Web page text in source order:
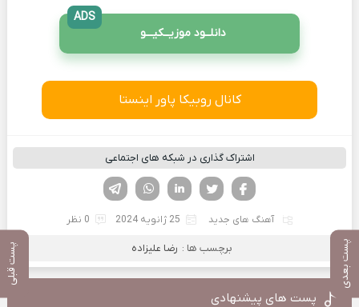
پست بعدی پست قبلی
دانلــود موزیــکیـــو
ADS
کانال روبیکا پاور اینستا
اشتراک گذاری در شبکه های اجتماعی
لینکدین تویتر
فیسوک
آهنگ های جدید 25 ژانویه 2024 0 نظر
برچسب ها : رضا علیزاده
پست های پیشنهادی